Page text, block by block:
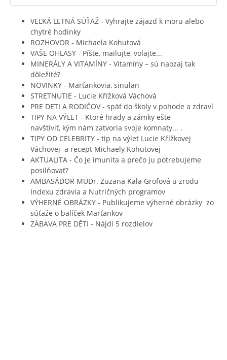
VEĽKÁ LETNÁ SÚŤAŽ - Vyhrajte zájazd k moru alebo
chytré hodinky
ROZHOVOR - Michaela Kohutová
VAŠE OHLASY - Píšte, mailujte, volajte...
MINERÁLY A VITAMÍNY - Vitamíny – sú naozaj tak
dôležité?
NOVINKY - Marťankovia, sinulan
STRETNUTIE - Lucie Křížková Váchová
PRE DETI A RODIČOV - späť do školy v pohode a zdraví
TIPY NA VÝLET - Ktoré hrady a zámky ešte
navštíviť, kým nám zatvoria svoje komnaty... .
TIPY OD CELEBRITY - tip na výlet Lucie Křížkovej
Váchovej a recept Michaely Kohutovej
AKTUALITA - Čo je imunita a prečo ju potrebujeme
posilňovať?
AMBASÁDOR MUDr. Zuzana Kala Grofová u zrodu
Indexu zdravia a Nutričných programov
VÝHERNÉ OBRÁZKY - Publikujeme výherné obrázky zo
súťaže o balíček Marťankov
ZÁBAVA PRE DĚTI - Nájdi 5 rozdielov